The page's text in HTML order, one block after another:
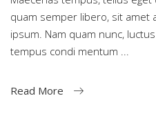
quam semper libero, sit amet
ipsum. Nam quam nunc,
tempus condi mentum
Read More